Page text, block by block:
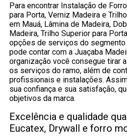
Para encontrar Instalação de
para Porta, Verniz Madeira e
em Mauá, Lâmina de Madeira,
Madeira, Trilho Superior para
opções de serviços do
pode contar com a Juaçaba
organização você consegue tirar
os serviços do ramo, além de
profissionais e instalações.
sua confiança e sua satisfação,
objetivos da marca.
Excelência e qualidade
Eucatex, Drywall e forro